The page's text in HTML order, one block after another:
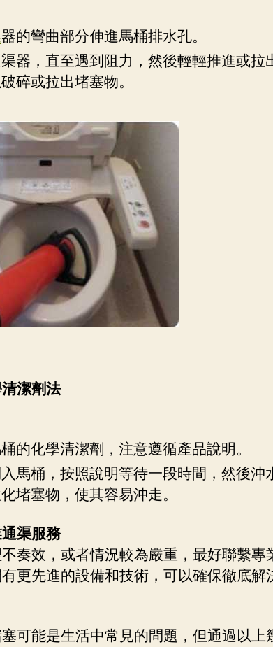
器的彎曲部分伸進馬桶排水孔。
器，直至遇到阻力，然後輕輕推進或拉
碎或拉出堵塞物。
潔劑法
的化學清潔劑，注意遵循產品說明。
馬桶，按照說明等待一段時間，然後沖
堵塞物，使其容易沖走。
渠服務
奏效，或者情況較為嚴重，最好聯繫專
更先進的設備和技術，可以確保徹底解
可能是生活中常見的問題，但通過以上